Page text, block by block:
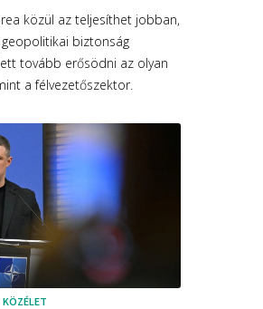
közül az teljesíthet jobban,
biztonság
tovább erősödni az olyan
a félvezetőszektor.
KÖZÉLET